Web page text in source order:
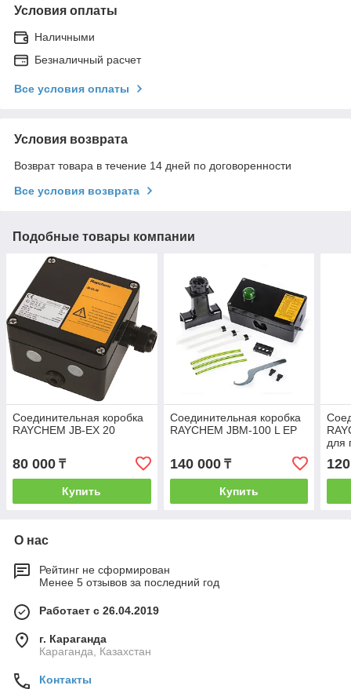
Условия оплаты
Наличными
Безналичный расчет
Все условия оплаты
Условия возврата
Возврат товара в течение 14 дней по договоренности
Все условия возврата
Подобные товары компании
Соединительная коробка
RAYCHEM JB-EX 20
80 000 ₸
Купить
Соединительная коробка
RAYCHEM JBM-100 L EP
140 000₸
Купить
для
О нас
Рейтинг не сформирован
Менее 5 отзывов за последний год
Работает с 26.04.2019
г. Караганда
Караганда, Казахстан
Контакты